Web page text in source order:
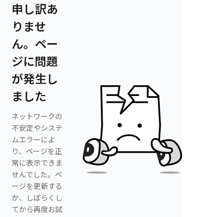
申し訳あ
りませ
ん。ペー
ジに問題
が発生し
ました
ネットワークの
不安定やシステ
ムエラーによ
り、ページを正
常に表示できま
せんでした。ペ
ージを更新する
か、しばらくし
てから再度お試